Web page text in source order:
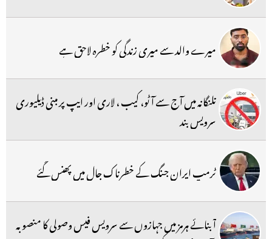
میرے والد سے میری زندگی کو خطرہ لاحق ہے
تلنگانہ میں آج سے آٹو، کیب ، لاری اور ایپ پر مبنی ڈیلیوری
سرویس بند
ٹرمپ ایران جنگ کے خطرناک جال میں پھنس گئے
آبنائے ہرمز میں جہازوں سے سرویس فیس وصولی کا منصوبہ